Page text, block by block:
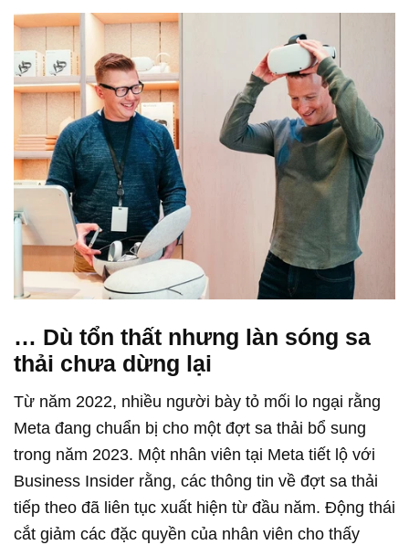
… Dù tổn thất nhưng làn sóng sa
thải chưa dừng lại
Từ năm 2022, nhiều người bày tỏ mối lo ngại rằng
Meta đang chuẩn bị cho một đợt sa thải bổ sung
trong năm 2023. Một nhân viên tại Meta tiết lộ với
Business Insider rằng, các thông tin về đợt sa thải
tiếp theo đã liên tục xuất hiện từ đầu năm. Động thái
cắt giảm các đặc quyền của nhân viên cho thấy